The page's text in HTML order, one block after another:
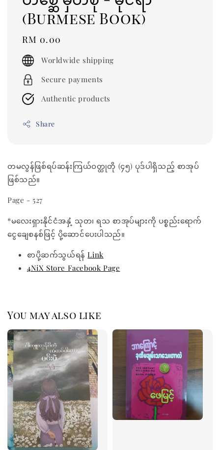
(Burmese Book)
Regular
price
RM 0.00
Worldwide shipping
Secure payments
Authentic products
Share
တမလွန်ဖြစ်ရပ်ဆန်းကြယ်ဝတ္ထုတို (၄၅) ပုဒ်ပါရှိသည့် စာအုပ်
ဖြစ်သည်။
Page - 527
*မလေးရှားနိုင်ငံအနှံ့ သုတ၊ ရသ စာအုပ်များကို ပစ္စည်းရောက်
ငွေချေစနစ်ဖြင့် ပို့ဆောင်ပေးပါသည်။
စာပို့ဆက်သွယ်ရန်Link
4NiX Store Facebook Page
You may also like